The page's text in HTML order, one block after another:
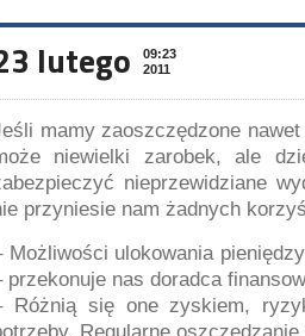
lutego
09:23
2011
mamy zaoszczędzone
niewielki zarobek, ale
nieprzewidziane
przyniesie nam żadnych
Możliwości ulokowania
przekonuje nas doradca
Różnią się one zyskiem,